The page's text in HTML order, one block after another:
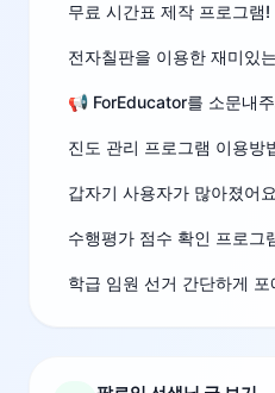
무료 시간표 제작 프로그램!
전자칠판을 이용한 재미있
진도 관리 프로그램 이용방
갑자기 사용자가 많아졌어
수행평가 점수 확인 프로그